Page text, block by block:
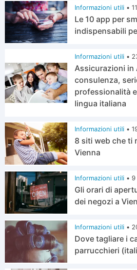
Informazioni utili •
Le 10 app per
indispensabili
Informazioni utili •
Assicurazioni in
consulenza,
professionalità
lingua italiana
Informazioni utili •
8 siti web che ti
Vienna
Informazioni utili • 9
Gli orari di
dei negozi a
Informazioni utili •
Dove tagliare i
parrucchieri